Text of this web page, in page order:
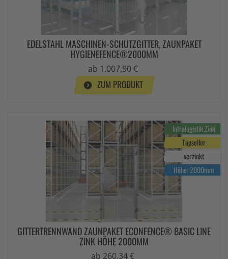
EDELSTAHL MASCHINEN-SCHUTZGITTER, ZAUNPAKET
HYGIENEFENCE®2000MM
ab 1.007,90 €
ZUM PRODUKT
Intralogistik Zink
Topseller
verzinkt
Höhe: 2000mm
GITTERTRENNWAND ZAUNPAKET ECONFENCE® BASIC LINE
ZINK HÖHE 2000MM
ab 260,34 €